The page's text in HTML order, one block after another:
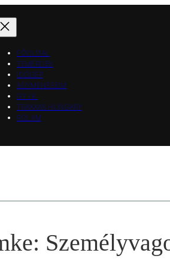
FŐOLDAL
TEMÉRDEK
IDŐGÉP
AGYMENÉSEIM
GY.I.K.
TRAXXAS HUNGARY
RÓLAM